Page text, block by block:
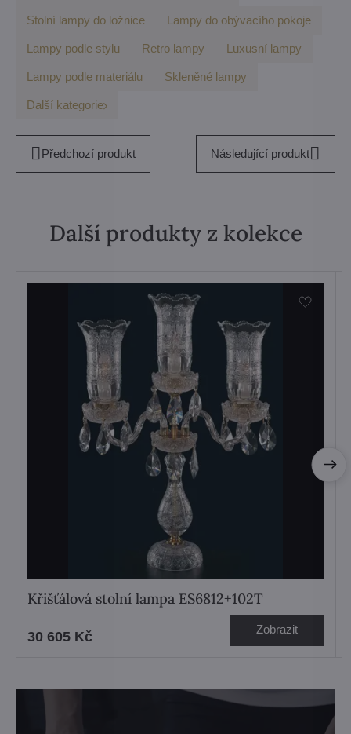
Stolní lampy do ložnice Lampy do obývacího pokoje
Lampy podle stylu Retro lampy Luxusní lampy
Lampy podle materiálu Skleněné lampy
Další kategorie
Předchozí produkt Následující produkt
Další produkty z kolekce
Křišťálová stolní lampa ES6812+102T
30 605 Kč Zobrazit